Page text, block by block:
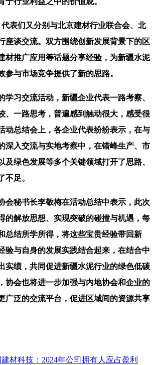
们又分别与北京建材行业联合会、北
座谈交流。双方围绕创新发展背景下的区
材推广应用等话题分享经验，为新疆水泥
参与市场竞争提供了新的思路。
习交流活动，新疆企业代表一路考察、
、一路思考，普遍感到触动很大，感受很
动总结会上，各企业代表纷纷表示，在与
深入交流与实地考察中，在错峰生产、市
及绿色发展等多个关键领域打开了思路、
不足。
秘书长李敬梅在活动总结中表示，此次
的解放思想、实现突破的碰撞与机遇，每
总结所学所得，将这些宝贵经验带回新
验与自身的发展实践结合起来，在结合中
实绩，共同促进新疆水泥行业的绿色低碳
协会也将进一步加强与内地协会和企业的
广泛的交流平台，促进区域间的资源共享
材科技：2024年公司拥有人应占盈利